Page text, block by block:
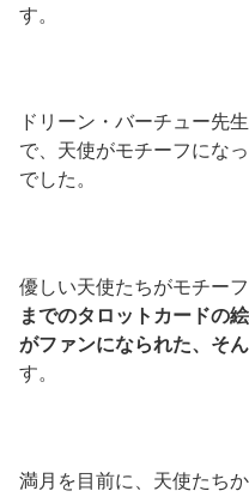
す。
ドリーン・バーチュー先
で、天使がモチーフにな
でした。
優しい天使たちがモチー
までのタロットカードの
がファンになられた、そ
す。
満月を目前に、天使たち